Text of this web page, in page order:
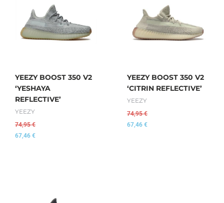
YEEZY BOOST 350 V2
‘YESHAYA
REFLECTIVE’
YEEZY
74,95€
67,46 €
YEEZY BOOST 350 V2
‘CITRIN REFLECTIVE’
YEEZY
74,95€
67,46 €